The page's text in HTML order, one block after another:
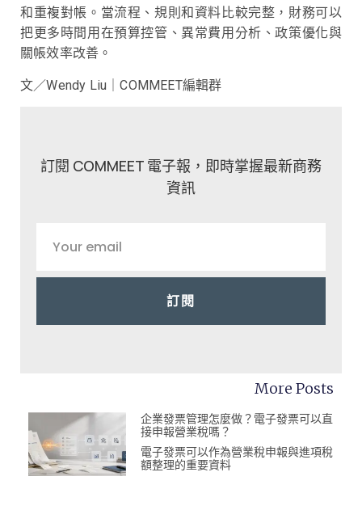
和重複對帳。當流程、規則和資料比較完整，財務可以
把更多時間用在預算控管、異常費用分析、政策優化與
關帳效率改善。
文／Wendy Liu｜COMMEET編輯群
訂閱 COMMEET 電子報，即時掌握最新商務
資訊
訂閱
More Posts
企業發票管理怎麼做？電子發票可以直
接申報營業稅嗎？
電子發票可以作為營業稅申報與進項稅
額整理的重要資料